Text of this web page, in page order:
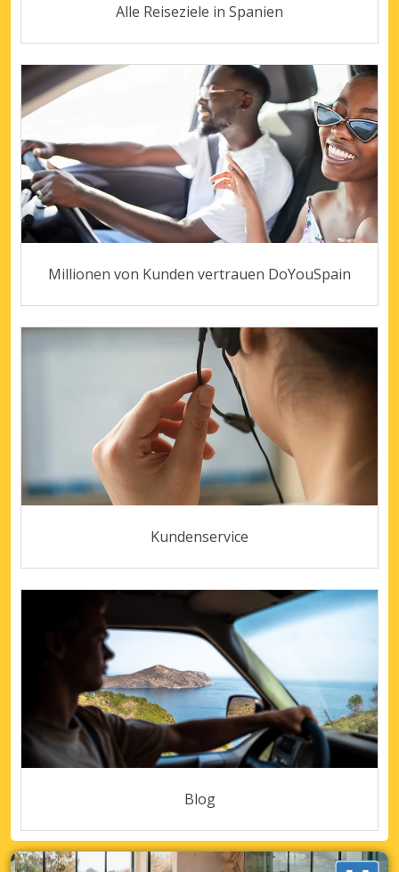
Alle Reiseziele in Spanien
Millionen von Kunden vertrauen DoYouSpain
Kundenservice
Blog